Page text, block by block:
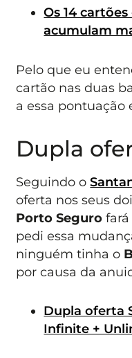
Os 14
acumulam
Pelo que eu
cartão nas duas
a essa pontuação
Dupla
Seguindo o
oferta nos seus
Porto Seguro
pedi essa
ninguém tinha o
por causa da
Dupla oferta
Infinite +